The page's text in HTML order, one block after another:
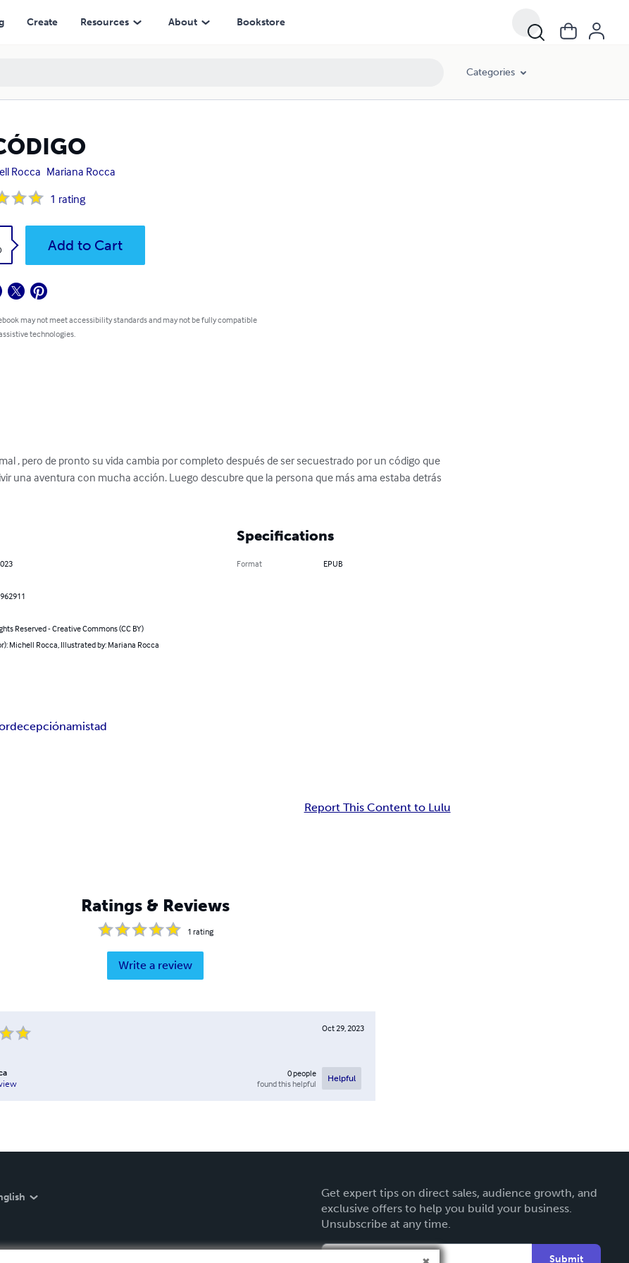
Create Resources About Bookstore
Categories
Rocca Mariana Rocca
1 rating
Add to Cart
may not meet accessibility standards and may not be fully compatible
technologies.
, pero de pronto su vida cambia por completo después de ser secuestrado por un código que
una aventura con mucha acción. Luego descubre que la persona que más ama estaba detrás
Reserved - Creative Commons (CC BY)
Michell Rocca, Illustrated by: Mariana Rocca
Specifications
Format EPUB
decepciónamistad
Report This Content to Lulu
Ratings & Reviews
1 rating
Write a review
Oct 29, 2023
0people
found this helpful
Helpful
Get expert tips on direct sales, audience growth, and
exclusive offers to help you build your business.
Unsubscribe at any time.
Submit